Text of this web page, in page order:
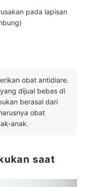
pada lapisan
obat antidiare.
dijual bebas di
berasal dari
obat
anak.
saat